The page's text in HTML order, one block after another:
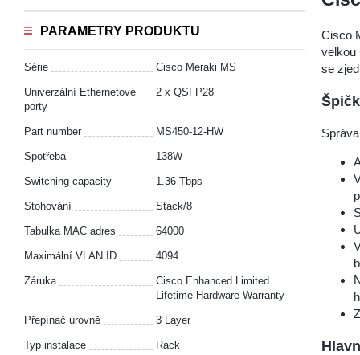
PARAMETRY PRODUKTU
Série Cisco Meraki MS
Univerzální Ethernetové
porty
2 x QSFP28
Part number MS450-12-HW
Spotřeba 138W
Switching capacity 1.36 Tbps
Stohování Stack/8
Tabulka MAC adres 64000
Maximální VLAN ID 4094
Záruka
Cisco Enhanced Limited
Lifetime Hardware Warranty
Přepínač úrovně 3 Layer
Typ instalace Rack
Cisco
velkou
se